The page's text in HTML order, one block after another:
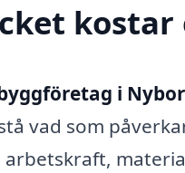
i
vad som
arbetskraft,